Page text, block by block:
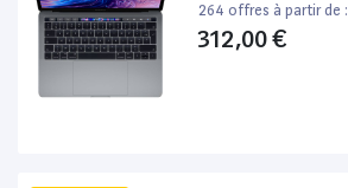
264 offres à partir de :
312,00 €